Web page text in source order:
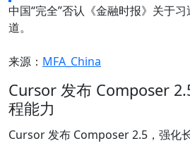
中国“完全”否认《金融时报》关于
道。
来源： MFA_China
Cursor 发布 Composer
程能力
Cursor 发布 Composer 2.5，强化